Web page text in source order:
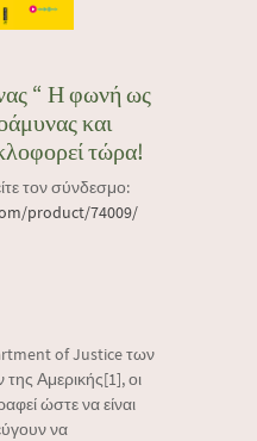
“ Η φωνή ως
και
τώρα!
τον σύνδεσμο:
product/74009/
of Justice των
Αμερικής[1], οι
ώστε να είναι
να